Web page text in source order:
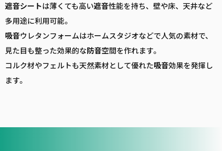
遮音シートは薄くても高い遮音性能を持ち、壁や床、天井など
多用途に利用可能。
吸音ウレタンフォームはホームスタジオなどで人気の素材で、
見た目も整った効果的な防音空間を作れます。
コルク材やフェルトも天然素材として優れた吸音効果を発揮し
ます。